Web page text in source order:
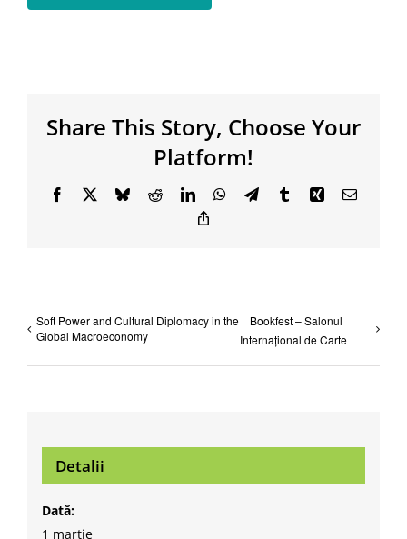
Share This Story, Choose Your
Platform!
Facebook BlueskyRedditLinkedInWhatsApp
TelegramTumblrXing Email
Soft Power and Cultural Diplomacy in the
Global Macroeconomy
Bookfest – Salonul
Internațional de Carte
Detalii
Dată:
1 martie